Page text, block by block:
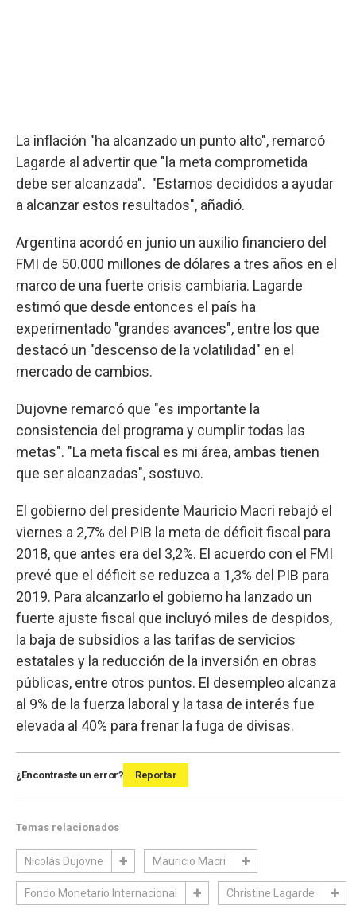
La inflación "ha alcanzado un punto alto", remarcó
Lagarde al advertir que "la meta comprometida
debe ser alcanzada". "Estamos decididos a ayudar
a alcanzar estos resultados", añadió.
Argentina acordó en junio un auxilio financiero del
FMI de 50.000 millones de dólares a tres años en el
marco de una fuerte crisis cambiaria. Lagarde
estimó que desde entonces el país ha
experimentado "grandes avances", entre los que
destacó un "descenso de la volatilidad" en el
mercado de cambios.
Dujovne remarcó que "es importante la
consistencia del programa y cumplir todas las
metas". "La meta fiscal es mi área, ambas tienen
que ser alcanzadas", sostuvo.
El gobierno del presidente Mauricio Macri rebajó el
viernes a 2,7% del PIB la meta de déficit fiscal para
2018, que antes era del 3,2%. El acuerdo con el FMI
prevé que el déficit se reduzca a 1,3% del PIB para
2019. Para alcanzarlo el gobierno ha lanzado un
fuerte ajuste fiscal que incluyó miles de despidos,
la baja de subsidios a las tarifas de servicios
estatales y la reducción de la inversión en obras
públicas, entre otros puntos. El desempleo alcanza
al 9% de la fuerza laboral y la tasa de interés fue
elevada al 40% para frenar la fuga de divisas.
¿Encontraste un error? Reportar
Temas relacionados
Nicolás Dujovne Mauricio Macri
Fondo Monetario Internacional Christine Lagarde